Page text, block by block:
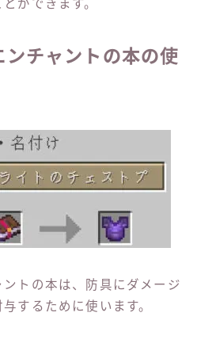
ができます。
ンチャントの本の使
トの本は、防具にダメージ
するために使います。